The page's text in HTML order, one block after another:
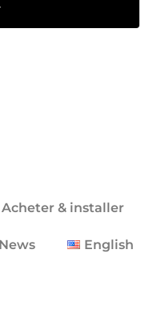
Acheter & installer
English